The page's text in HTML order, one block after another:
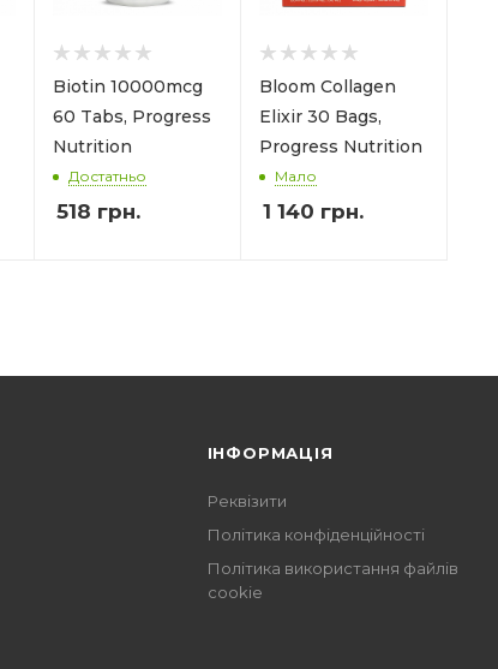
Biotin 10000mcg
60 Tabs, Progress
Nutrition
Достатньо
518 грн.
Bloom Collagen
Elixir 30 Bags,
Progress Nutrition
Мало
1 140 грн.
ІНФОРМАЦІЯ
Реквізити
Політика конфіденційності
Політика використання файлів
cookie